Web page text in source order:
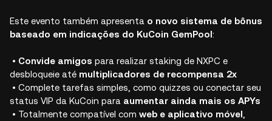
Este evento também apresenta o novo sistema de bônus
baseado em indicações do KuCoin GemPool:
• Convide amigos para realizar staking de NXPC e
desbloqueie até multiplicadores de recompensa 2x
• Complete tarefas simples, como quizzes ou conectar seu
status VIP da KuCoin para aumentar ainda mais os APYs
• Totalmente compatível com web e aplicativo móvel